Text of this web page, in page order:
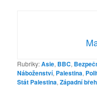
Rubriky:Asie, BBC,
Náboženství, Palestina,
Stát Palestina,Západní břeh